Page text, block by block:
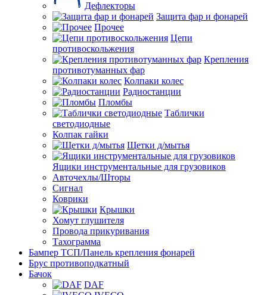
Дефлекторы
Защита фар и фонарей
Прочее
Цепи
противоскольжения
Крепления
противотуманных фар
Колпаки колес
Радиостанции
Пломбы
Таблички
светодиодные
Колпак гайки
Щетки д/мытья
Ящики инструментальные для грузовиков
Авточехлы/Шторы
Сигнал
Коврики
Крышки
Хомут глушителя
Провода прикуривания
Тахограмма
Бампер ТСП/Панель крепления фонарей
Брус противоподкатный
Бачок
DAF